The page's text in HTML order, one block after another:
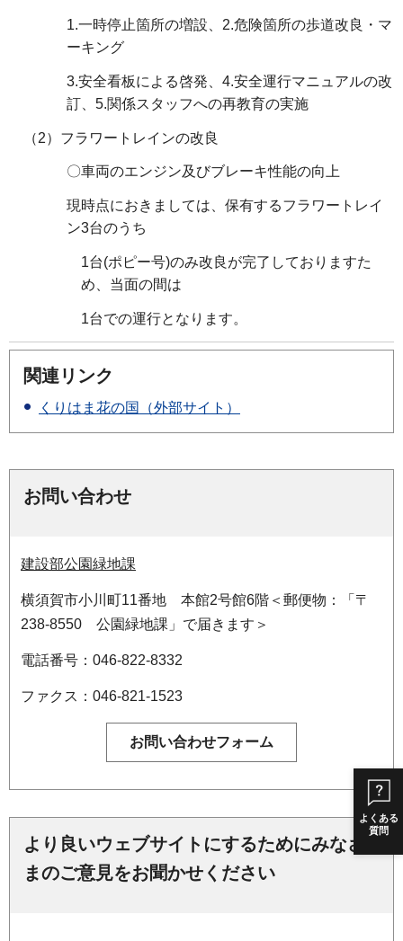
よくある
質問
1.一時停止箇所の増設、2.危険箇所の歩道改良・マ
ーキング
3.安全看板による啓発、4.安全運行マニュアルの改
訂、5.関係スタッフへの再教育の実施
（2）フラワートレインの改良
〇車両のエンジン及びブレーキ性能の向上
現時点におきましては、保有するフラワートレイ
ン3台のうち
1台(ポピー号)のみ改良が完了しておりますた
め、当面の間は
1台での運行となります。
関連リンク
くりはま花の国（外部サイト）
お問い合わせ
建設部公園緑地課
横須賀市小川町11番地 本館2号館6階＜郵便物：「〒
238-8550 公園緑地課」で届きます＞
電話番号：046-822-8332
ファクス：046-821-1523
より良いウェブサイトにするためにみなさ
まのご意見をお聞かせください